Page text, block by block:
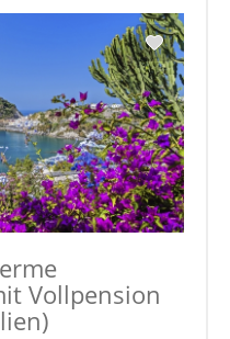
Vollpension